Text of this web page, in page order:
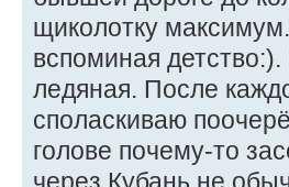
щиколотку
вспоминая
ледяная. После
споласкиваю
голове почему-то
через Кубань не